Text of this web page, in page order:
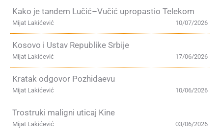
Kako je tandem Lučić–Vučić upropastio Telekom
10/07/2026
Mijat Lakićević
Kosovo i Ustav Republike Srbije
17/06/2026
Mijat Lakićević
Kratak odgovor Pozhidaevu
10/06/2026
Mijat Lakićević
Trostruki maligni uticaj Kine
03/06/2026
Mijat Lakićević